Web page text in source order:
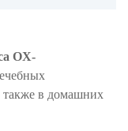
OX-
также в домашних